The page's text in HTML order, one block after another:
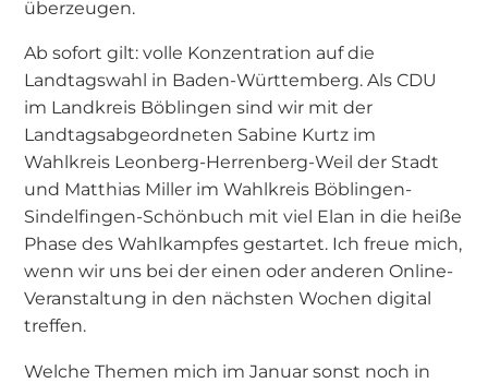
überzeugen.
Ab sofort gilt: volle Konzentration auf die
Landtagswahl in Baden-Württemberg. Als CDU
im Landkreis Böblingen sind wir mit der
Landtagsabgeordneten Sabine Kurtz im
Wahlkreis Leonberg-Herrenberg-Weil der Stadt
und Matthias Miller im Wahlkreis Böblingen-
Sindelfingen-Schönbuch mit viel Elan in die heiße
Phase des Wahlkampfes gestartet. Ich freue mich,
wenn wir uns bei der einen oder anderen Online-
Veranstaltung in den nächsten Wochen digital
treffen.
Welche Themen mich im Januar sonst noch in